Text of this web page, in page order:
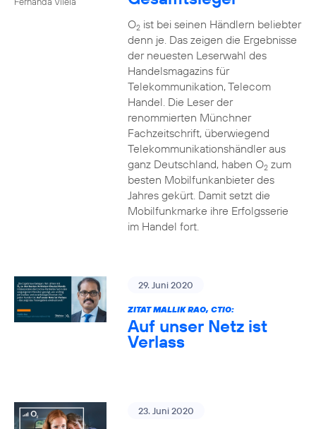
O2ist bei seinen Händlern beliebter
denn je. Das zeigen die Ergebnisse
der neuesten Leserwahl des
Handelsmagazins für
Telekommunikation, Telecom
Handel. Die Leser der
renommierten Münchner
Fachzeitschrift, überwiegend
Telekommunikationshändler aus
ganz Deutschland, haben O2zum
besten Mobilfunkanbieter des
Jahres gekürt. Damit setzt die
Mobilfunkmarke ihre Erfolgsserie
im Handel fort.
29. Juni 2020
ZITAT MALLIK RAO, CTIO:
Auf unser Netz ist
Verlass
23. Juni 2020